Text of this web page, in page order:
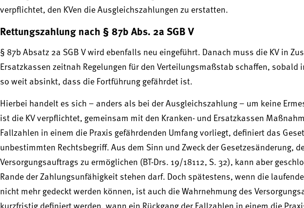
verpflichtet, den KVen die Ausgleichszahlungen zu erstatten.
Rettungszahlung nach § 87b Abs. 2a SGB V
§ 87b Absatz 2a SGB V wird ebenfalls neu eingeführt. Danach muss die KV in
Ersatzkassen zeitnah Regelungen für den Verteilungsmaßstab schaffen, sobald
so weit absinkt, dass die Fortführung gefährdet ist.
Hierbei handelt es sich – anders als bei der Ausgleichszahlung – um keine
ist die KV verpflichtet, gemeinsam mit den Kranken- und Ersatzkassen
Fallzahlen in einem die Praxis gefährdenden Umfang vorliegt, definiert das
unbestimmten Rechtsbegriff. Aus dem Sinn und Zweck der Gesetzesänderung,
Versorgungsauftrags zu ermöglichen (BT-Drs. 19/18112, S. 32), kann aber
Rande der Zahlungsunfähigkeit stehen darf. Doch spätestens, wenn die
nicht mehr gedeckt werden können, ist auch die Wahrnehmung des